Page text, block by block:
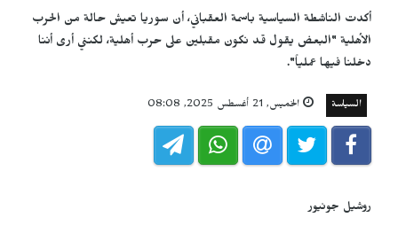
أكدت الناشطة السياسية باسمة العقباني، أن سوريا تعيش حالة من الحرب
الأهلية "البعض يقول قد نكون مقبلين على حرب أهلية، لكنني أرى أننا
دخلنا فيها عملياً".
السياسة الخميس, 21 أغسطس 2025, 08:08
روشيل جونيور